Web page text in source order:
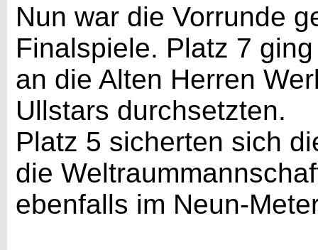
Nun war die Vorrunde
Finalspiele. Platz 7
an die Alten Herren
Ullstars durchsetzten.
Platz 5 sicherten sich
die
ebenfalls im Neun-